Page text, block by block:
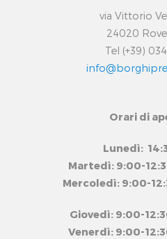
via Vittorio
24020
Tel (+39)
Orari di
Lunedì:
Martedì: 9:00-
Mercoledì: 9:00-
Giovedì: 9:00-
Venerdì: 9:00-